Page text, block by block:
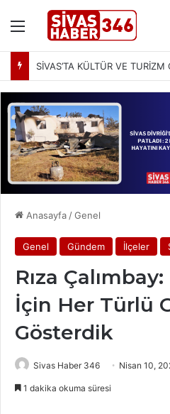
Menü
Anasayfa /Genel
Genel Gündem İlçeler
Rıza
İçin Her Türlü
Gösterdik
Sivas Haber 346 Nisan 10,
1 dakika okuma süresi